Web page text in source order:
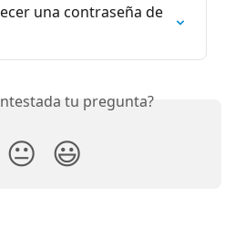
una contraseña de
tu pregunta?
😐 😃